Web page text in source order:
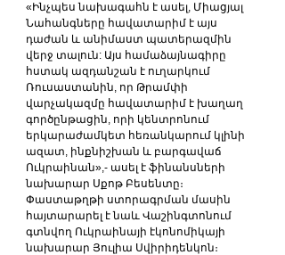
«Ինչպես նախագահն է ասել, Միացյալ
Նահանգները հավատարիմ է այս
դաժան և անիմաստ պատերազմին
վերջ տալուն: Այս համաձայնագիրը
հստակ ազդանշան է ուղարկում
Ռուսաստանին, որ Թրամփի
վարչակազմը հավատարիմ է խաղաղ
գործընթացին, որի կենտրոնում
երկարաժամկետ հեռանկարում կլինի
ազատ, ինքնիշխան և բարգավաճ
Ուկրաինան»,- ասել է ֆինանսների
նախարար Սքոթ Բեսենտը։
Փաստաթղթի ստորագրման մասին
հայտարարել է նաև Վաշինգտոնում
գտնվող Ուկրաինայի էկոնոմիկայի
նախարար Յուլիա Սվիրիդենկոն։